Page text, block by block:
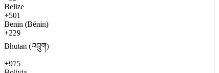
Belize
+501
Benin (Bénin)
+229
Bhutan (འབྲུག)
+975